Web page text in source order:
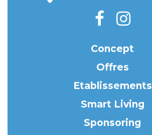
Concept
Offres
Etablissements
Smart Living
Sponsoring